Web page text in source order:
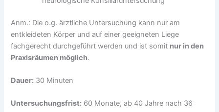
Anm.: Die o.g. ärztliche Untersuchung kann nur am
entkleideten Körper und auf einer geeigneten Liege
fachgerecht durchgeführt werden und ist somit nur in den
Praxisräumen möglich.
Dauer: 30 Minuten
Untersuchungsfrist: 60 Monate, ab 40 Jahre nach 36